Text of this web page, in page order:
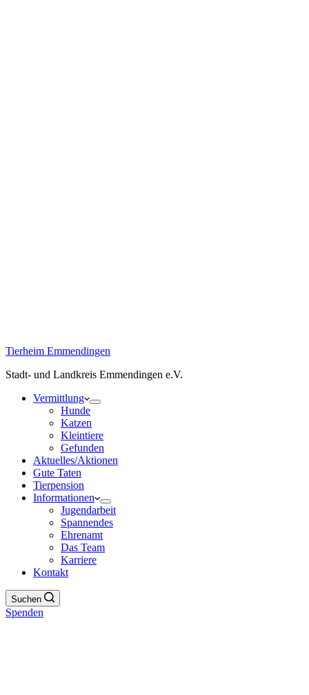
Tierheim Emmendingen
Stadt- und Landkreis Emmendingen e.V.
Vermittlung
Hunde
Katzen
Kleintiere
Gefunden
Aktuelles/Aktionen
Gute Taten
Tierpension
Informationen
Jugendarbeit
Spannendes
Ehrenamt
Das Team
Karriere
Kontakt
Suchen
Spenden